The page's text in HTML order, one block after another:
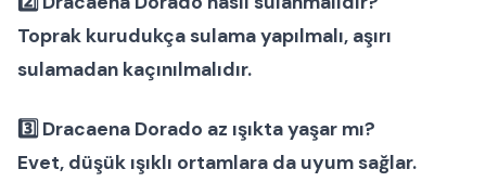
Toprak kurudukça sulama yapılmalı, aşırı
sulamadan kaçınılmalıdır.
3️⃣ Dracaena Dorado az ışıkta yaşar mı?
Evet, düşük ışıklı ortamlara da uyum sağlar.